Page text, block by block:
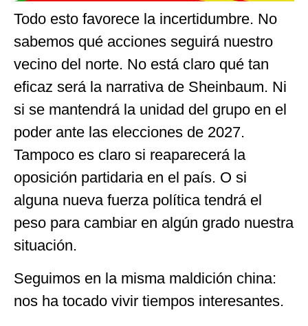
Todo esto favorece la incertidumbre. No
sabemos qué acciones seguirá nuestro
vecino del norte. No está claro qué tan
eficaz será la narrativa de Sheinbaum. Ni
si se mantendrá la unidad del grupo en el
poder ante las elecciones de 2027.
Tampoco es claro si reaparecerá la
oposición partidaria en el país. O si
alguna nueva fuerza política tendrá el
peso para cambiar en algún grado nuestra
situación.
Seguimos en la misma maldición china:
nos ha tocado vivir tiempos interesantes.